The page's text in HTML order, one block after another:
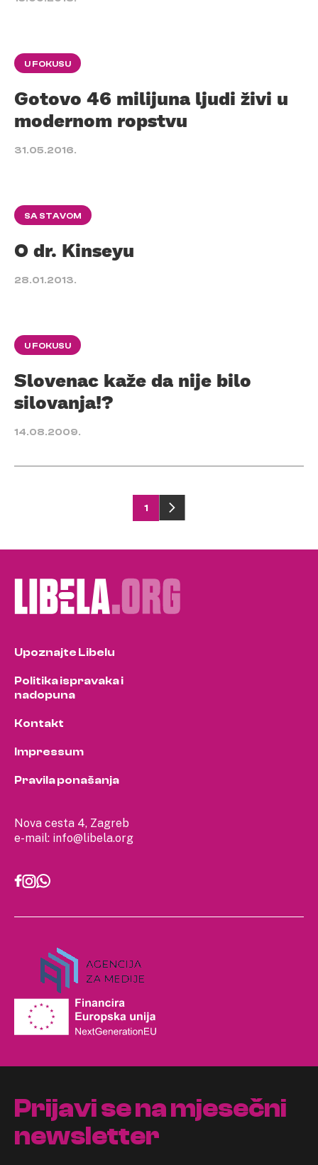
U FOKUSU
Gotovo 46 milijuna ljudi živi u
modernom ropstvu
31.05.2016.
SA STAVOM
O dr. Kinseyu
28.01.2013.
U FOKUSU
Slovenac kaže da nije bilo
silovanja!?
14.08.2009.
pagination
1
Nova cesta 4, Zagreb
e-mail: info@libela.org
Upoznajte Libelu
Politika ispravaka i
nadopuna
Kontakt
Impressum
Pravila ponašanja
Prijavi se na mjesečni
newsletter